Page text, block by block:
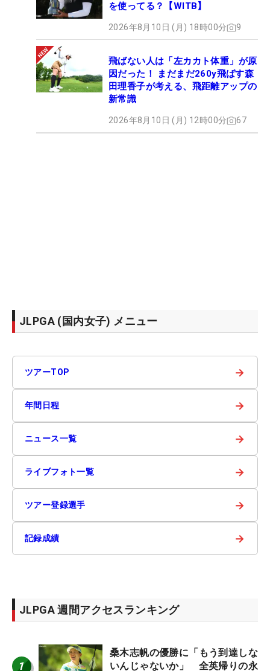
を使ってる？【WITB】
2026年8月10日 (月) 18時00分 9
飛ばない人は「左カカト体重」が原
因だった！ まだまだ260y飛ばす森
田理香子が考える、飛距離アップの
新常識
2026年8月10日 (月) 12時00分 67
JLPGA (国内女子) メニュー
ツアーTOP →
年間日程 →
ニュース一覧 →
ライブフォト一覧 →
ツアー登録選手 →
記録成績 →
JLPGA 週間アクセスランキング
1
桑木志帆の優勝に「もう到達しな
いんじゃないか」 全英帰りの永